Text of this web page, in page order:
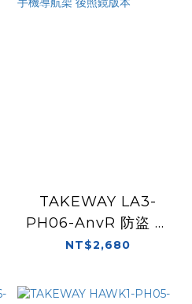
TAKEWAY LA3-
PH06-AnvR 防盜 無
線充電版 逆磁浮 手機
NT$2,680